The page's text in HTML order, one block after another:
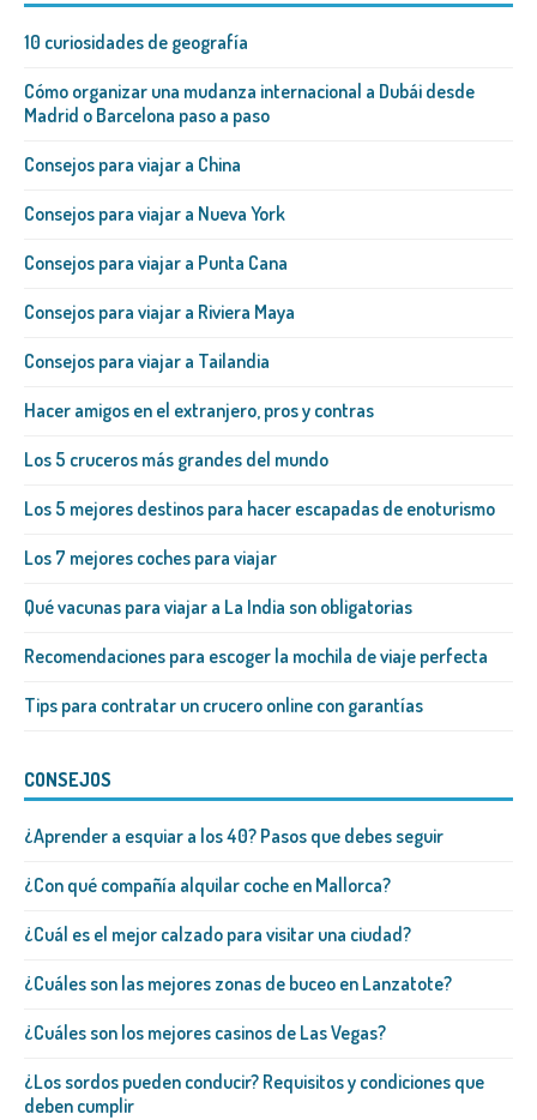
10 curiosidades de geografía
Cómo organizar una mudanza internacional a Dubái desde
Madrid o Barcelona paso a paso
Consejos para viajar a China
Consejos para viajar a Nueva York
Consejos para viajar a Punta Cana
Consejos para viajar a Riviera Maya
Consejos para viajar a Tailandia
Hacer amigos en el extranjero, pros y contras
Los 5 cruceros más grandes del mundo
Los 5 mejores destinos para hacer escapadas de enoturismo
Los 7 mejores coches para viajar
Qué vacunas para viajar a La India son obligatorias
Recomendaciones para escoger la mochila de viaje perfecta
Tips para contratar un crucero online con garantías
CONSEJOS
¿Aprender a esquiar a los 40? Pasos que debes seguir
¿Con qué compañía alquilar coche en Mallorca?
¿Cuál es el mejor calzado para visitar una ciudad?
¿Cuáles son las mejores zonas de buceo en Lanzatote?
¿Cuáles son los mejores casinos de Las Vegas?
¿Los sordos pueden conducir? Requisitos y condiciones que
deben cumplir